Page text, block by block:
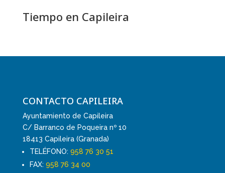
Tiempo en Capileira
CONTACTO CAPILEIRA
Ayuntamiento de Capileira
C/ Barranco de Poqueira nº 10
18413 Capileira (Granada)
TELÉFONO: 958 76 30 51
FAX: 958 76 34 00